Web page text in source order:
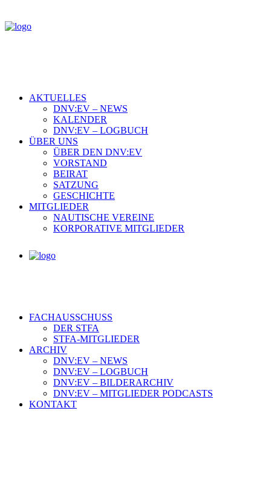
AKTUELLES
DNV:EV – NEWS
KALENDER
DNV:EV – LOGBUCH
ÜBER UNS
ÜBER DEN DNV:EV
VORSTAND
BEIRAT
SATZUNG
GESCHICHTE
MITGLIEDER
NAUTISCHE VEREINE
KORPORATIVE MITGLIEDER
FACHAUSSCHUSS
DER STFA
STFA-MITGLIEDER
ARCHIV
DNV:EV – NEWS
DNV:EV – LOGBUCH
DNV:EV – BILDERARCHIV
DNV:EV – MITGLIEDER PODCASTS
KONTAKT